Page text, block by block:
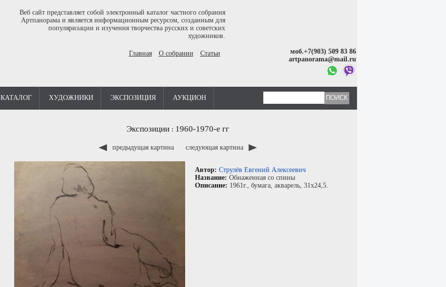
Веб сайт представляет собой электронный каталог частного собрания
Артпанорама и является информационным ресурсом, созданным для
популяризации и изучения творчества русских и советских
художников.
Главная О собрании Статьи
моб.+7(903) 509 83 86
artpanorama@mail.ru
КАТАЛОГ ХУДОЖНИКИ ЭКСПОЗИЦИЯ АУКЦИОН
Экспозиции: 1960-1970-е гг
предыдущая картина следующая картина
Автор: Струлёв Евгений Алексеевич
Название: Обнаженная со спины
Описание: 1961г., бумага, акварель, 31x24,5.